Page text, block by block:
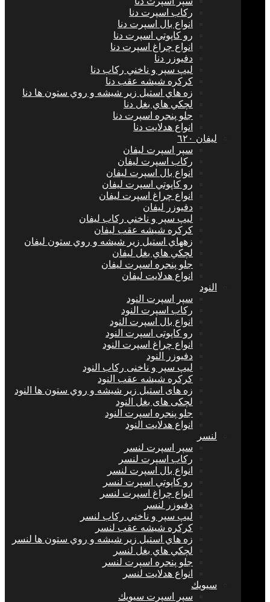
ركاب اسپرت دنا
انواع بال اسپرت دنا
رو كاپوتي اسپرت دنا
انواع چراغ اسپرت دنا
دفيوزر دنا
ليپ سپر و ناخني ركاب دنا
كركره شيشه عقب دنا
زه هاي استيل زير شيشه و روي ستون ها دنا
لچكي هاي بغل دنا
جلو پنجره اسپرت دنا
انواع هدلايت دنا
ليفان ٦٢٠
سپر اسپرت ليفان
ركاب اسپرت ليفان
انواع بال اسپرت ليفان
رو كاپوتي اسپرت ليفان
انواع چراغ اسپرت ليفان
دفيوزر ليفان
ليپ سپر و ناخني ركاب ليفان
كركره شيشه عقب ليفان
زههاي استيل زير شيشه و روي ستون ليفان
لچكي هاي بغل ليفان
جلو پنجره اسپرت ليفان
انواع هدلايت ليفان
النود
سپر اسپرت النود
ركاب اسپرت النود
انواع بال اسپرت النود
رو كاپوتی اسپرت النود
انواع چراغ اسپرت النود
دفيوزر النود
ليپ سپر و ناخنی ركاب النود
كركره شيشه عقب النود
زه های استيل زير شيشه و روي ستون ها النود
لچكی های بغل النود
جلو پنجره اسپرت النود
انواع هدلايت النود
لنسر
سپر اسپرت لنسر
ركاب اسپرت لنسر
انواع بال اسپرت لنسر
رو كاپوتي اسپرت لنسر
انواع چراغ اسپرت لنسر
دفيوزر لنسر
ليپ سپر و ناخني ركاب لنسر
كركره شيشه عقب لنسر
زه هاي استيل زير شيشه و روي ستون ها لنسر
لچكي هاي بغل لنسر
جلو پنجره اسپرت لنسر
انواع هدلايت لنسر
سيويك
سپر اسپرت سيويك